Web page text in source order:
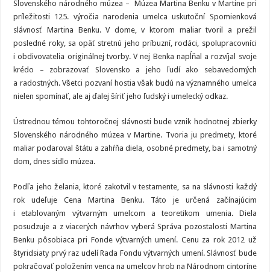
Pripomíname
125.
výročie
jeho
narodenia
Slovenského národného múzea – Múzea Martina Benku v Martine pri
príležitosti 125. výročia narodenia umelca uskutoční Spomienková
slávnosť Martina Benku. V dome, v ktorom maliar tvoril a prežil
posledné roky, sa opäť stretnú jeho príbuzní, rodáci, spolupracovníci
i obdivovatelia originálnej tvorby. V nej Benka napĺňal a rozvíjal svoje
krédo – zobrazovať Slovensko a jeho ľudí ako sebavedomých
a radostných. Všetci pozvaní hostia však budú na významného umelca
nielen spomínať, ale aj ďalej šíriť jeho ľudský i umelecký odkaz.
Ústrednou témou tohtoročnej slávnosti bude vznik hodnotnej zbierky
Slovenského národného múzea v Martine. Tvoria ju predmety, ktoré
maliar podaroval štátu a zahŕňa diela, osobné predmety, ba i samotný
dom, dnes sídlo múzea.
Podľa jeho želania, ktoré zakotvil v testamente, sa na slávnosti každý
rok udeľuje Cena Martina Benku. Táto je určená začínajúcim
i etablovaným výtvarným umelcom a teoretikom umenia. Diela
posudzuje a z viacerých návrhov vyberá Správa pozostalosti Martina
Benku pôsobiaca pri Fonde výtvarných umení. Cenu za rok 2012 už
štyridsiaty prvý raz udelí Rada Fondu výtvarných umení. Slávnosť bude
pokračovať položením venca na umelcov hrob na Národnom cintoríne